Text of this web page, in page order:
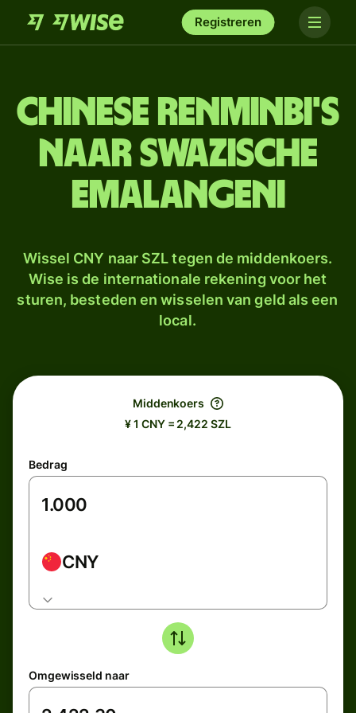
Registreren
Chinese renminbi's
naar Swazische
emalangeni
Wissel CNY naar SZL tegen de middenkoers.
Wise is de internationale rekening voor het
sturen, besteden en wisselen van geld als een
local.
Middenkoers
¥ 1 CNY = 2,422 SZL
Bedrag
CNY
Omgewisseld naar